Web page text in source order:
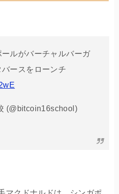
ルがバーチャルバーガ
ースをローンチ
(@bitcoin16school)